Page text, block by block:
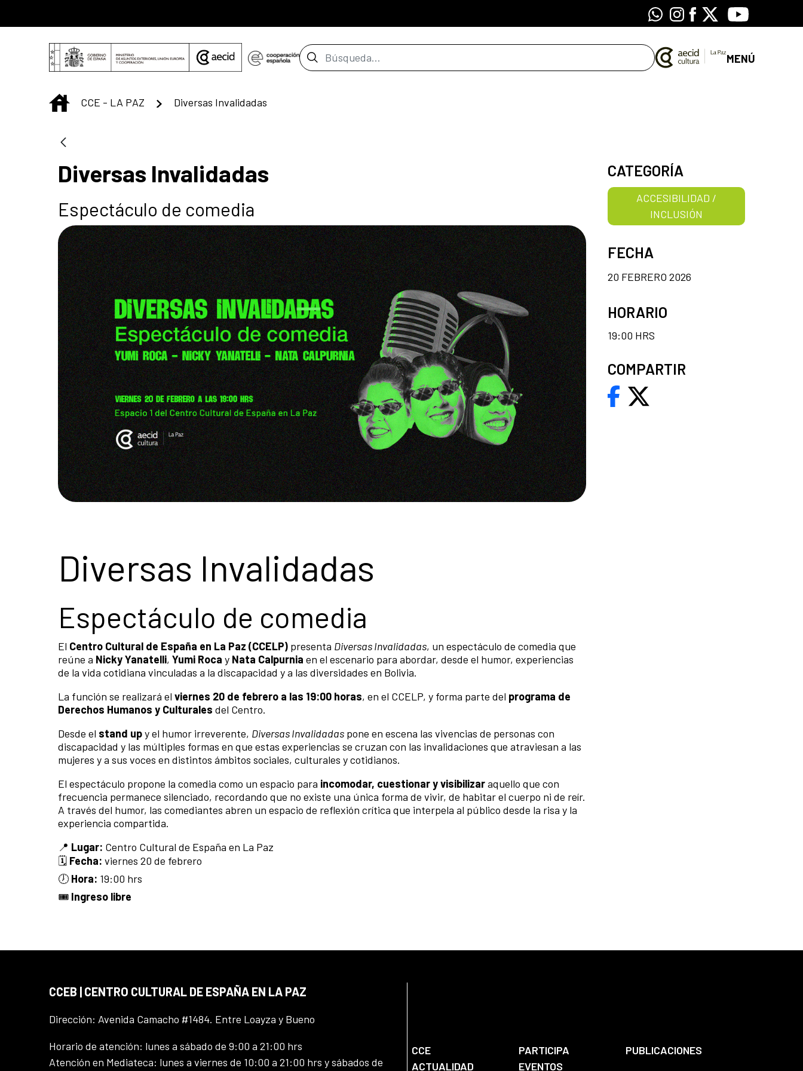
WhatsappInstagram
Facebook
X Youtube
Barra de búsqueda MENÚ
INICIO
CCE - LA PAZ Diversas Invalidadas
Diversas Invalidadas
Espectáculo de comedia
Diversas Invalidadas
Espectáculo de comedia
El Centro Cultural de España en La Paz (CCELP) presenta Diversas Invalidadas, un espectáculo de comedia que
reúne a Nicky Yanatelli, Yumi Roca y Nata Calpurnia en el escenario para abordar, desde el humor, experiencias
de la vida cotidiana vinculadas a la discapacidad y a las diversidades en Bolivia.
La función se realizará el viernes 20 de febrero a las 19:00 horas, en el CCELP, y forma parte del programa de
Derechos Humanos y Culturales del Centro.
Desde el stand upy el humor irreverente, Diversas Invalidadas pone en escena las vivencias de personas con
discapacidad y las múltiples formas en que estas experiencias se cruzan con las invalidaciones que atraviesan a las
mujeres y a sus voces en distintos ámbitos sociales, culturales y cotidianos.
El espectáculo propone la comedia como un espacio para incomodar, cuestionar y visibilizaraquello que con
frecuencia permanece silenciado, recordando que no existe una única forma de vivir, de habitar el cuerpo ni de reír.
A través del humor, las comediantes abren un espacio de reflexión crítica que interpela al público desde la risa y la
experiencia compartida.
📍 Lugar: Centro Cultural de España en La Paz
🗓️ Fecha: viernes 20 de febrero
🕖Hora: 19:00 hrs
🎟️ Ingreso libre
CATEGORÍA
ACCESIBILIDAD /
INCLUSIÓN
FECHA
20 FEBRERO 2026
HORARIO
19:00 HRS
COMPARTIR
CCEB | CENTRO CULTURAL DE ESPAÑA EN LA PAZ
Dirección: Avenida Camacho #1484. Entre Loayza y Bueno
Horario de atención: lunes a sábado de 9:00 a 21:00 hrs
Atención en Mediateca: lunes a viernes de 10:00 a 21:00 hrs y sábados de
CCE PARTICIPA
PUBLICACIONES
ACTUALIDAD
EVENTOS